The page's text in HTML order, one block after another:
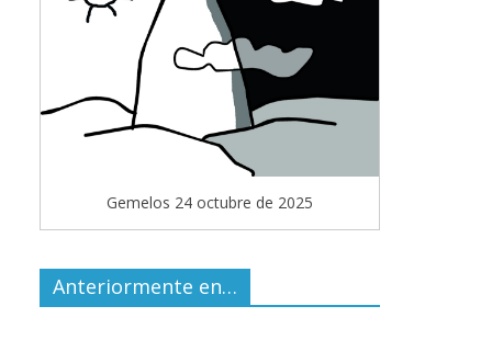
Gemelos 24 octubre de 2025
Anteriormente en…